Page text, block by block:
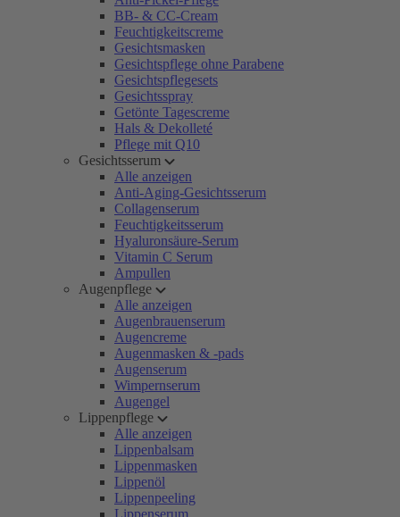
BB- & CC-Cream
Feuchtigkeitscreme
Gesichtsmasken
Gesichtspflege ohne Parabene
Gesichtspflegesets
Gesichtsspray
Getönte Tagescreme
Hals & Dekolleté
Pflege mit Q10
Gesichtsserum
Alle anzeigen
Anti-Aging-Gesichtsserum
Collagenserum
Feuchtigkeitsserum
Hyaluronsäure-Serum
Vitamin C Serum
Ampullen
Augenpflege
Alle anzeigen
Augenbrauenserum
Augencreme
Augenmasken & -pads
Augenserum
Wimpernserum
Augengel
Lippenpflege
Alle anzeigen
Lippenbalsam
Lippenmasken
Lippenöl
Lippenpeeling
Lippenserum